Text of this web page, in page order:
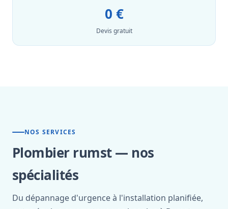
0 €
Devis gratuit
NOS SERVICES
Plombier rumst — nos
spécialités
Du dépannage d'urgence à l'installation planifiée,